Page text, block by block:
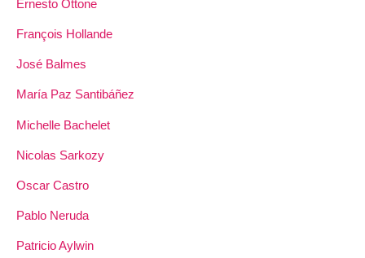
Ernesto Ottone
François Hollande
José Balmes
María Paz Santibáñez
Michelle Bachelet
Nicolas Sarkozy
Oscar Castro
Pablo Neruda
Patricio Aylwin